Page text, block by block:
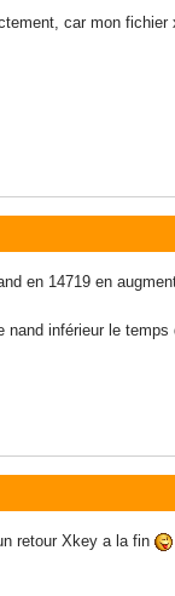
car mon
en 14719 en
inférieur le
retour Xkey a la fin